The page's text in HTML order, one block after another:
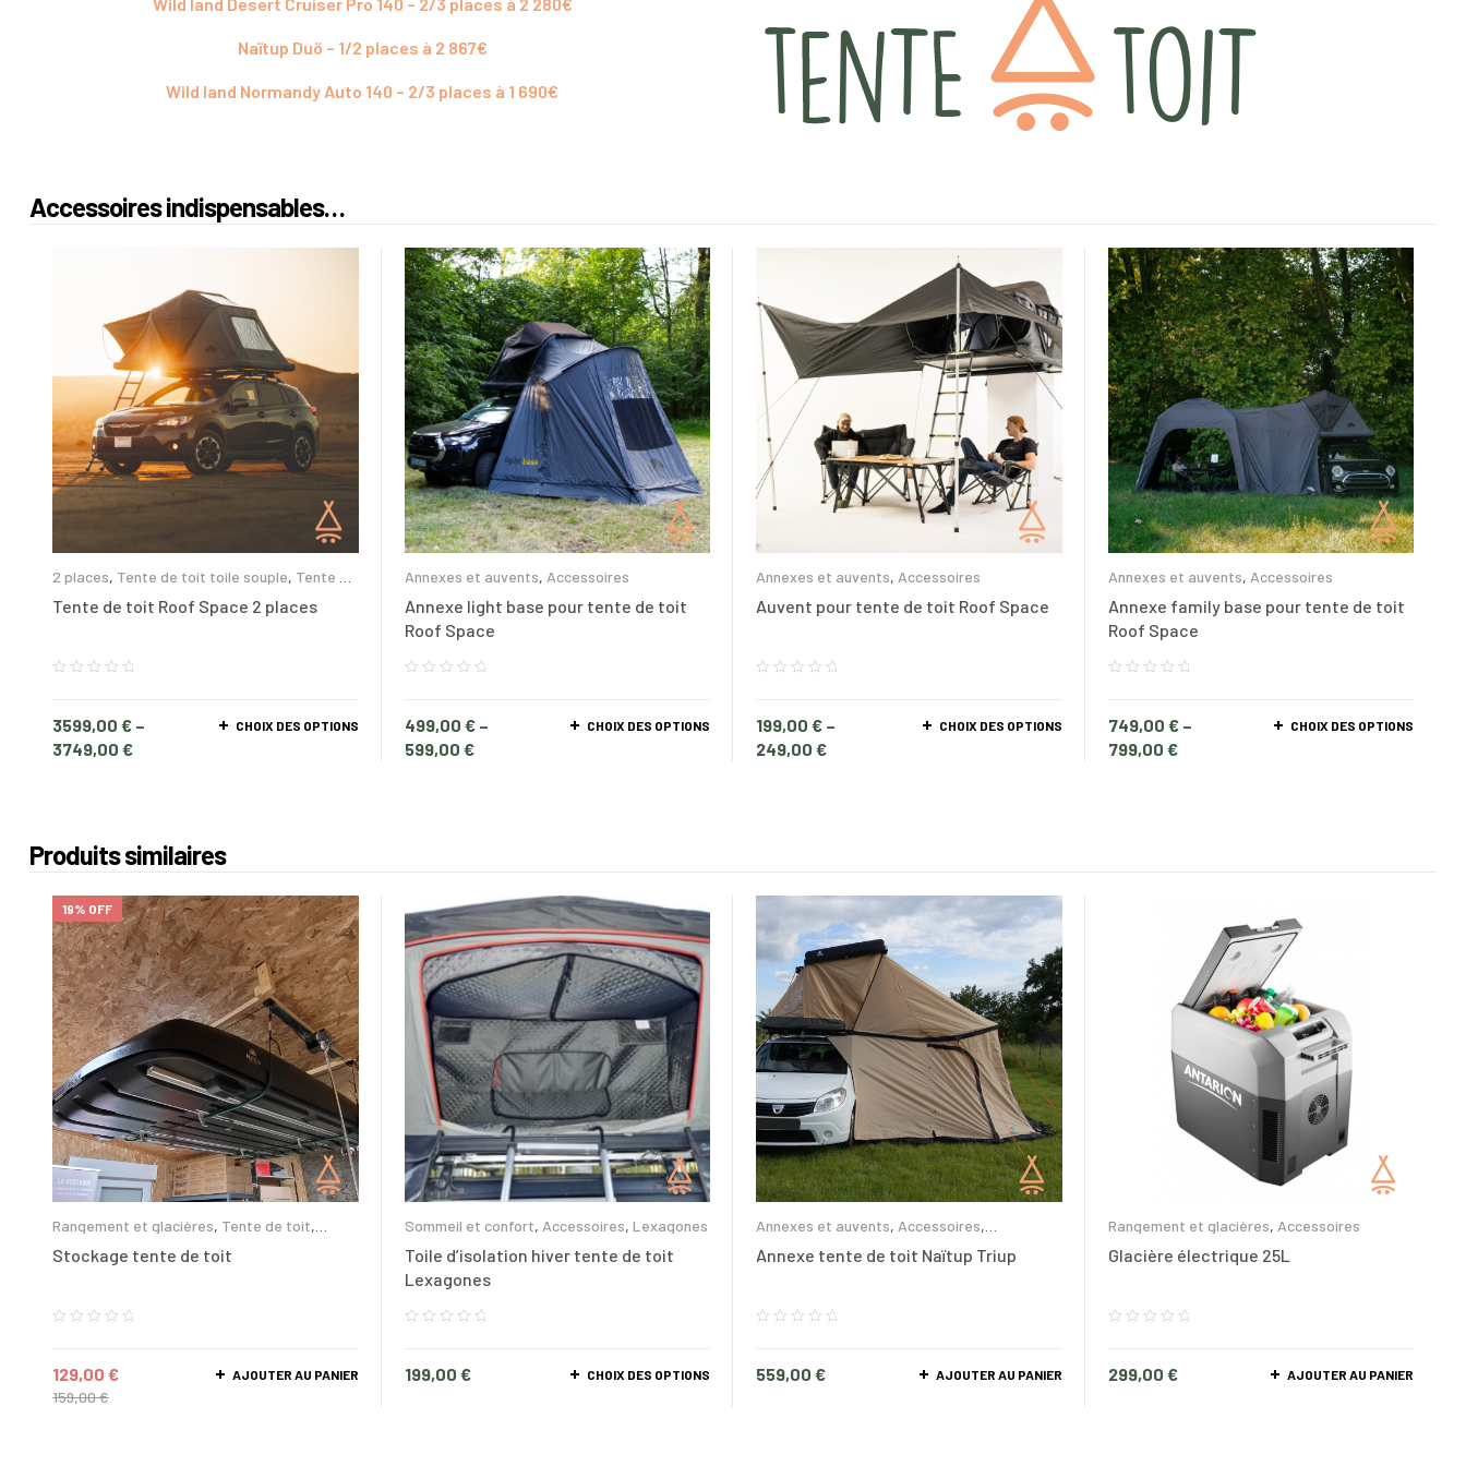
Naïtup Duö – 1/2 places à 2 867€
Wild land Normandy Auto 140 – 2/3 places à 1 690€
Accessoires indispensables…
2 places, Tente de toit toile souple, Tente de
Tente de toit Roof Space 2 places
3599,00 € –
3749,00 €
CHOIX DES OPTIONS
Annexes et auvents, Accessoires
Annexe light base pour tente de toit
Roof Space
499,00 €–
599,00 €
CHOIX DES OPTIONS
Annexes et auvents, Accessoires
Auvent pour tente de toit Roof Space
199,00 € –
249,00 €
CHOIX DES OPTIONS
Annexes et auvents, Accessoires
Annexe family base pour tente de toit
Roof Space
749,00 €–
799,00 €
CHOIX DES OPTIONS
Produits similaires
19% OFF
Rangement et glacières, Tente de toit,
Stockage tente de toit
159,00€
129,00 € AJOUTER AU PANIER
Sommeil et confort, Accessoires, Lexagones
Toile d’isolation hiver tente de toit
Lexagones
199,00 € CHOIX DES OPTIONS
Annexes et auvents, Accessoires,
Annexe tente de toit Naïtup Triup
559,00 € AJOUTER AU PANIER
Rangement et glacières, Accessoires
Glacière électrique 25L
299,00 € AJOUTER AU PANIER